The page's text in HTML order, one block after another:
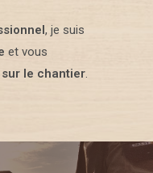
, je suis
et vous
sur le chantier.